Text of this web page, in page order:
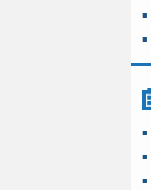
▪
▪
▪
▪
▪